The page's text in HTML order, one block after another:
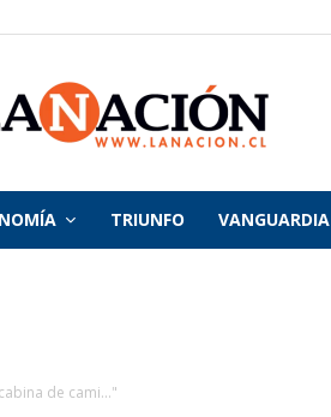
La
TRIUNFO VANGUARDIA
de cami..."